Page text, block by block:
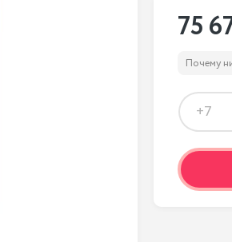
75
Почему